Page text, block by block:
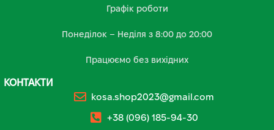
Графік роботи
Понеділок – Неділя з 8:00 до 20:00
Працюємо без вихідних
КОНТАКТИ
kosa.shop2023@gmail.com
+38 (096) 185-94-30